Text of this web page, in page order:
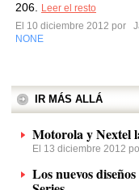
206.
Leer el resto
El 10 diciembre 2012 por
NONE
IR MÁS ALLÁ
Motorola y Nextel
El 13 diciembre 2012
Los nuevos